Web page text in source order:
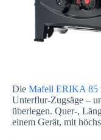
Die Mafell ERIKA 85
Unterflur-Zugsäge –
überlegen. Quer-,
einem Gerät, mit